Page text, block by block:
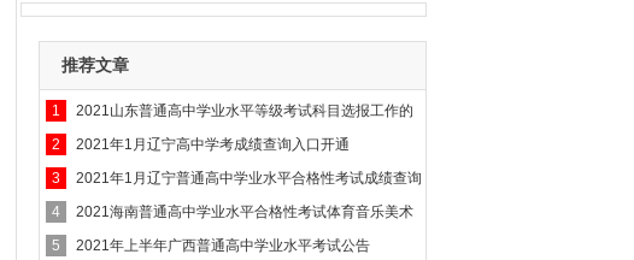
推荐文章
1
2021山东普通高中学业水平等级考试科目选报工作的
通知
2
2021年1月辽宁高中学考成绩查询入口开通
3
2021年1月辽宁普通高中学业水平合格性考试成绩查询
入口
4
2021海南普通高中学业水平合格性考试体育音乐美术
实施
5
2021年上半年广西普通高中学业水平考试公告